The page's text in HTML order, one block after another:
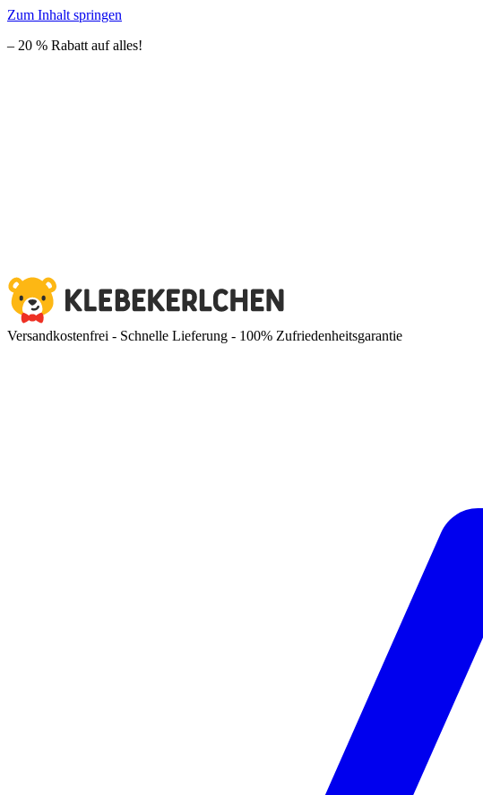
Zum Inhalt springen
– 20 % Rabatt auf alles!
Versandkostenfrei - Schnelle Lieferung - 100% Zufriedenheitsgarantie